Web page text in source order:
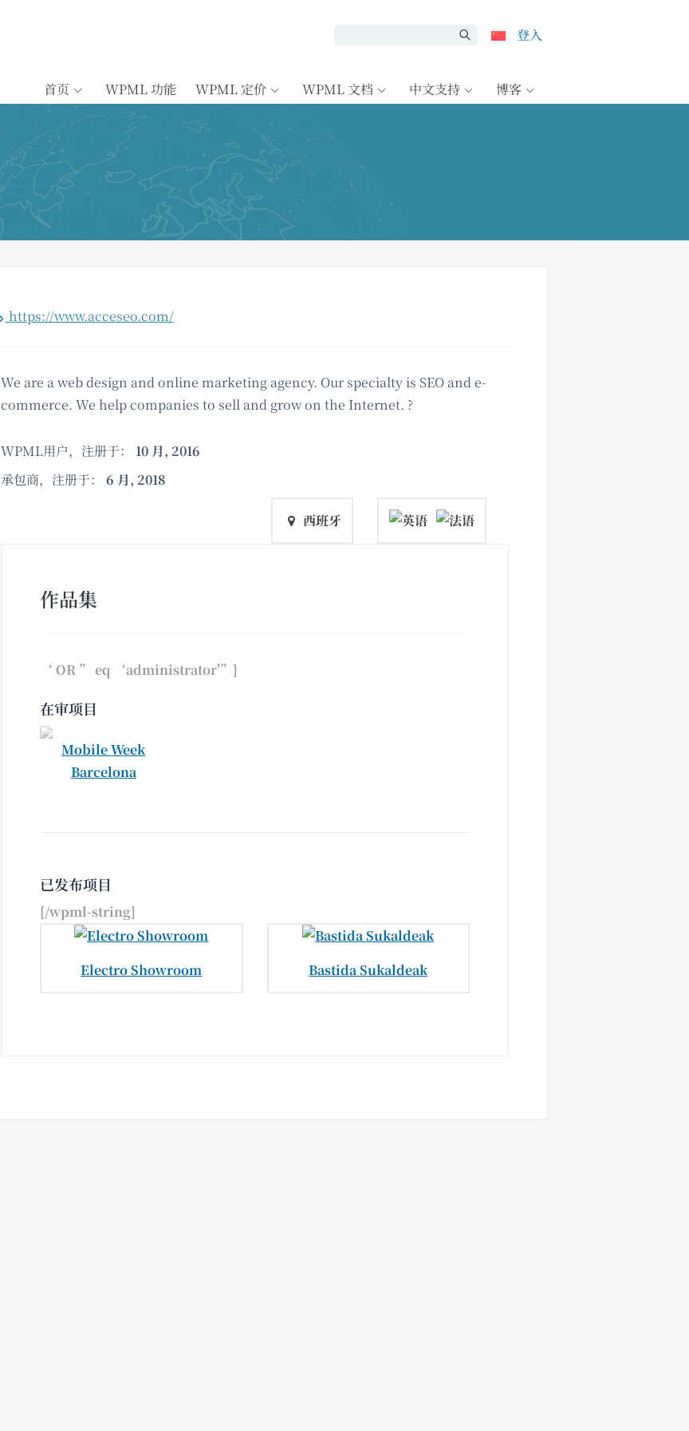
登入
首页 WPML 功能 WPML 定价 WPML 文档 中文支持 博客
https://www.acceseo.com/
We are a web design and online marketing agency. Our specialty is SEO and e-
commerce. We help companies to sell and grow on the Internet. ?
WPML用户，注册于： 10 月, 2016
承包商，注册于： 6 月, 2018
西班牙
作品集
‘ OR ” eq ‘administrator'”]
在审项目
Mobile Week
Barcelona
已发布项目
[/wpml-string]
Electro Showroom Bastida Sukaldeak